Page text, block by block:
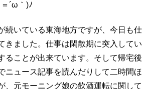
´ω｀)ﾉ
続いている東海地方ですが、今日も仕
きました。仕事は閑散期に突入してい
ることが出来ています。そして帰宅後
ニュース記事を読んだりして二時間ほ
、元モーニング娘の飲酒運転に関して